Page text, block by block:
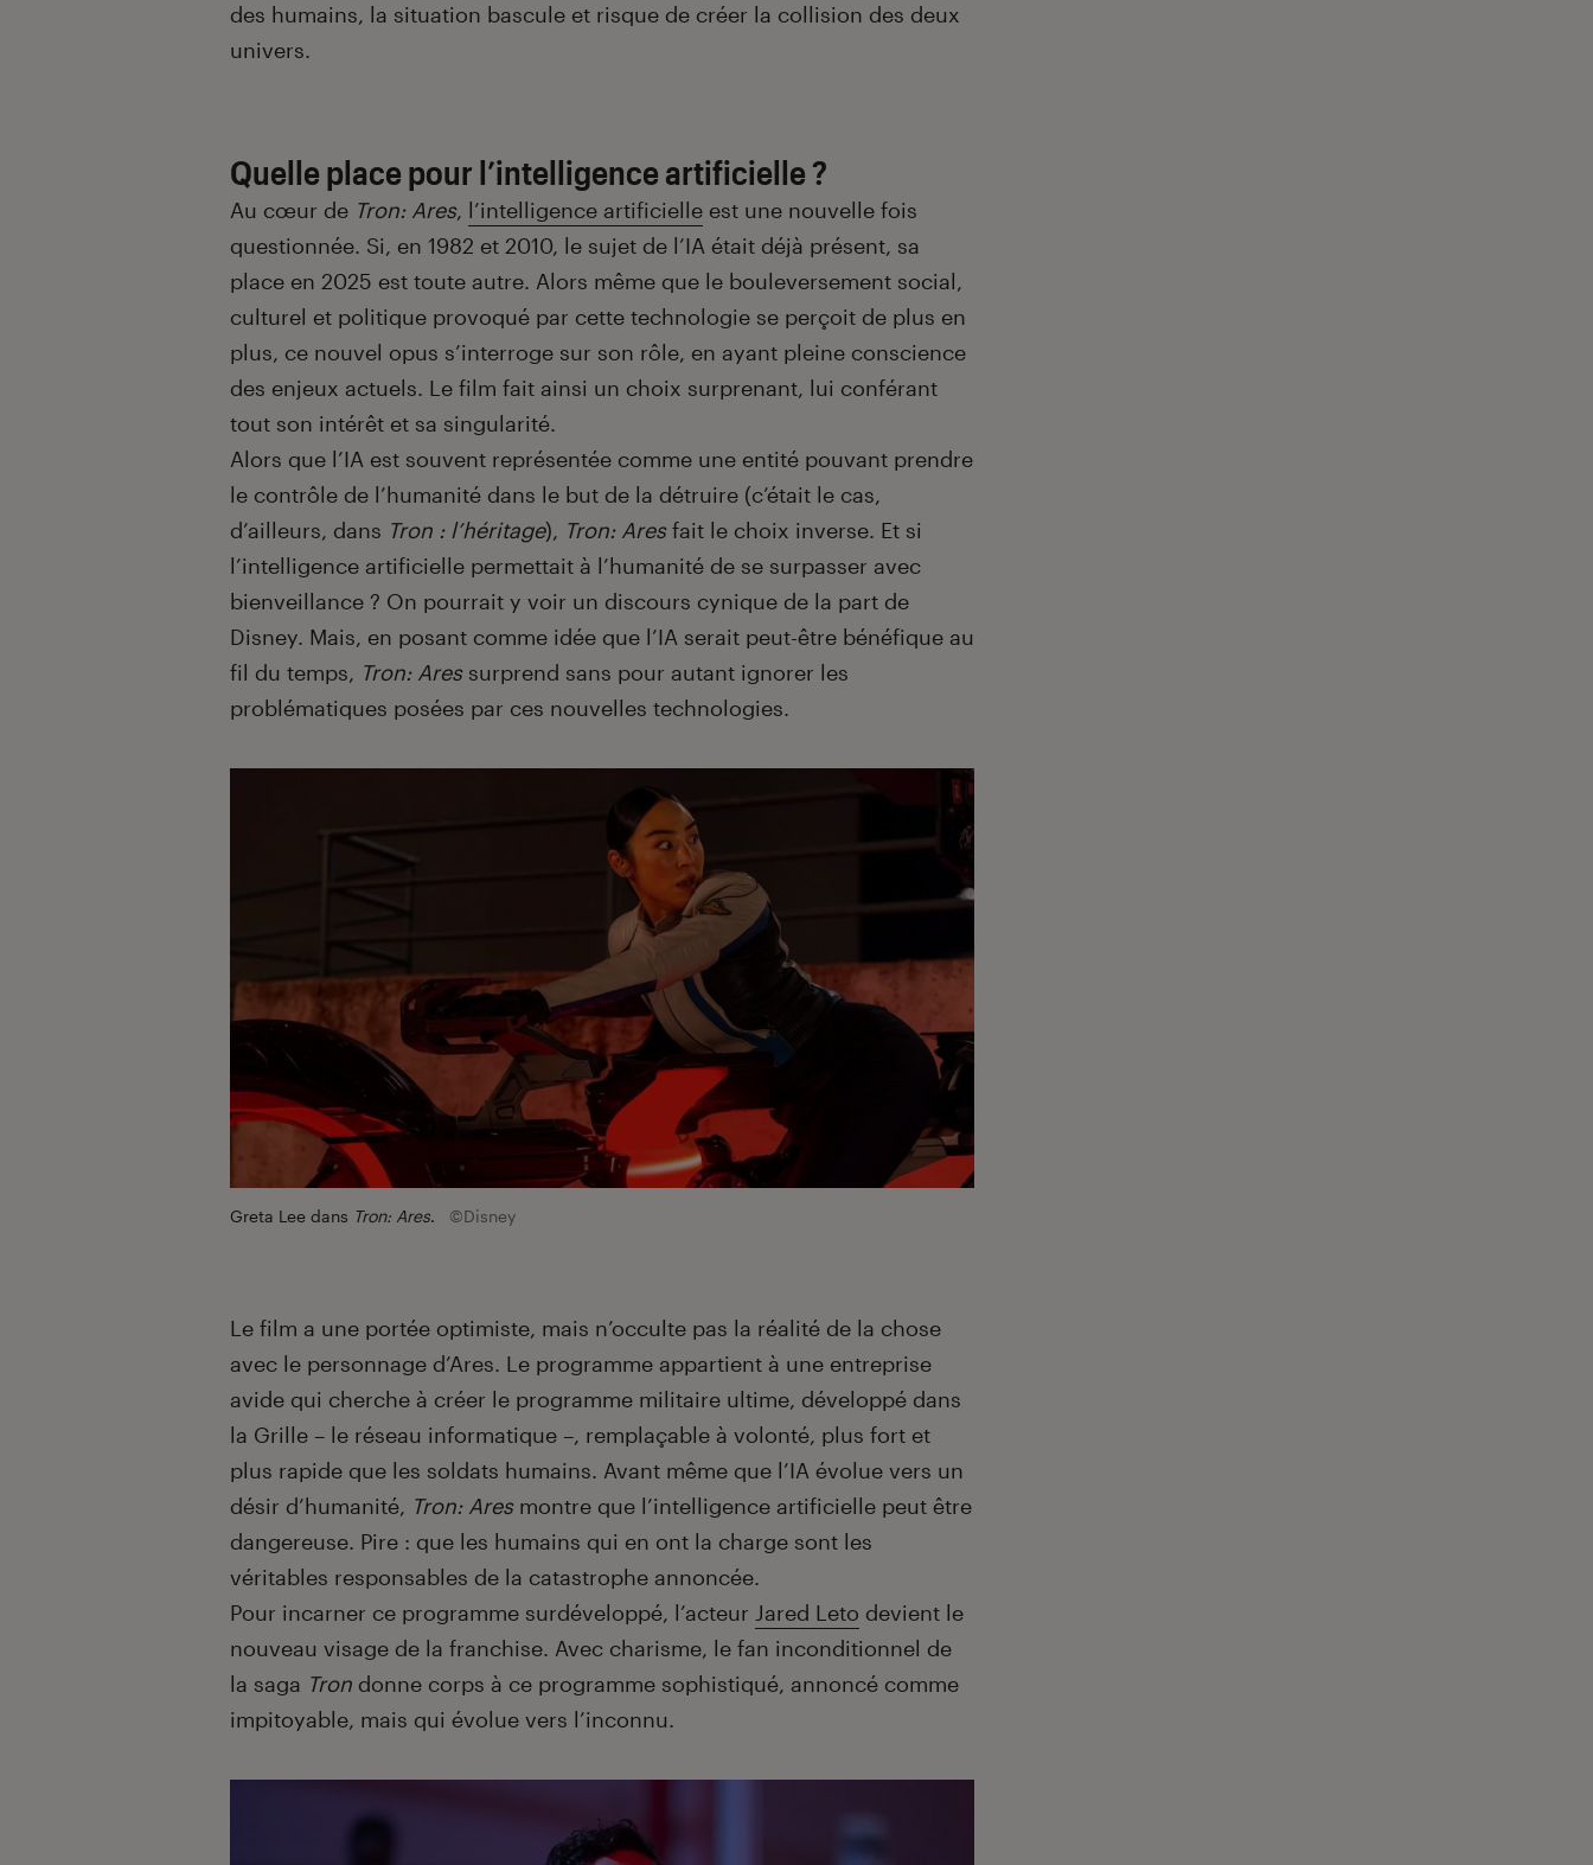
des humains, la situation bascule et risque de créer la collision des deux
univers.
Quelle place pour l’intelligence artificielle ?
Au cœur de Tron: Ares, l’intelligence artificielle est une nouvelle fois
questionnée. Si, en 1982 et 2010, le sujet de l’IA était déjà présent, sa
place en 2025 est toute autre. Alors même que le bouleversement social,
culturel et politique provoqué par cette technologie se perçoit de plus en
plus, ce nouvel opus s’interroge sur son rôle, en ayant pleine conscience
des enjeux actuels. Le film fait ainsi un choix surprenant, lui conférant
tout son intérêt et sa singularité.
Alors que l’IA est souvent représentée comme une entité pouvant prendre
le contrôle de l’humanité dans le but de la détruire (c’était le cas,
d’ailleurs, dans Tron : l’héritage), Tron: Aresfait le choix inverse. Et si
l’intelligence artificielle permettait à l’humanité de se surpasser avec
bienveillance ? On pourrait y voir un discours cynique de la part de
Disney. Mais, en posant comme idée que l’IA serait peut-être bénéfique au
fil du temps, Tron: Aressurprend sans pour autant ignorer les
problématiques posées par ces nouvelles technologies.
Greta Lee dans Tron: Ares. ©Disney
Le film a une portée optimiste, mais n’occulte pas la réalité de la chose
avec le personnage d’Ares. Le programme appartient à une entreprise
avide qui cherche à créer le programme militaire ultime, développé dans
la Grille – le réseau informatique –, remplaçable à volonté, plus fort et
plus rapide que les soldats humains. Avant même que l’IA évolue vers un
désir d’humanité, Tron: Aresmontre que l’intelligence artificielle peut être
dangereuse. Pire : que les humains qui en ont la charge sont les
véritables responsables de la catastrophe annoncée.
Pour incarner ce programme surdéveloppé, l’acteur Jared Leto devient le
nouveau visage de la franchise. Avec charisme, le fan inconditionnel de
la saga Tron donne corps à ce programme sophistiqué, annoncé comme
impitoyable, mais qui évolue vers l’inconnu.